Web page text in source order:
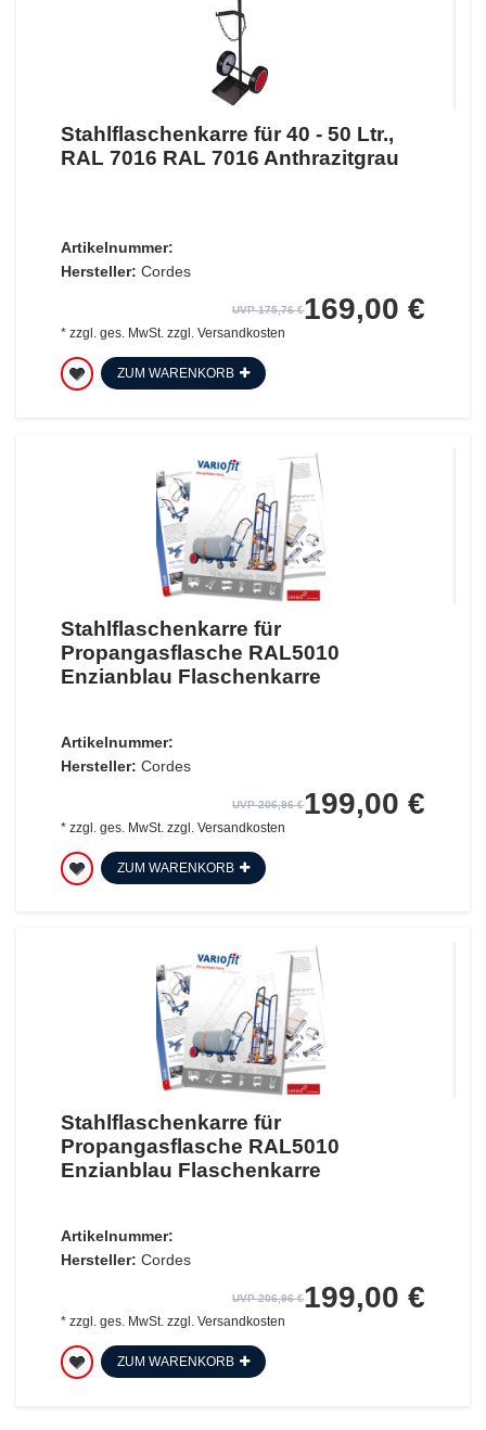
Stahlflaschenkarre für 40 - 50 Ltr.,
RAL 7016 RAL 7016 Anthrazitgrau
Artikelnummer:
Hersteller: Cordes
UVP 175,76 €169,00 €
* zzgl. ges. MwSt.zzgl. Versandkosten
ZUM WARENKORB
Stahlflaschenkarre für
Propangasflasche RAL5010
Enzianblau Flaschenkarre
Artikelnummer:
Hersteller: Cordes
UVP 206,96 €199,00 €
* zzgl. ges. MwSt. zzgl. Versandkosten
ZUM WARENKORB
Stahlflaschenkarre für
Propangasflasche RAL5010
Enzianblau Flaschenkarre
Artikelnummer:
Hersteller: Cordes
UVP 206,96 €199,00 €
* zzgl. ges. MwSt.zzgl. Versandkosten
ZUM WARENKORB